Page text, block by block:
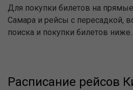
Для покупки билетов на
Самара и рейсы с пересадкой,
поиска и покупки билетов ниже.
Расписание рейсов